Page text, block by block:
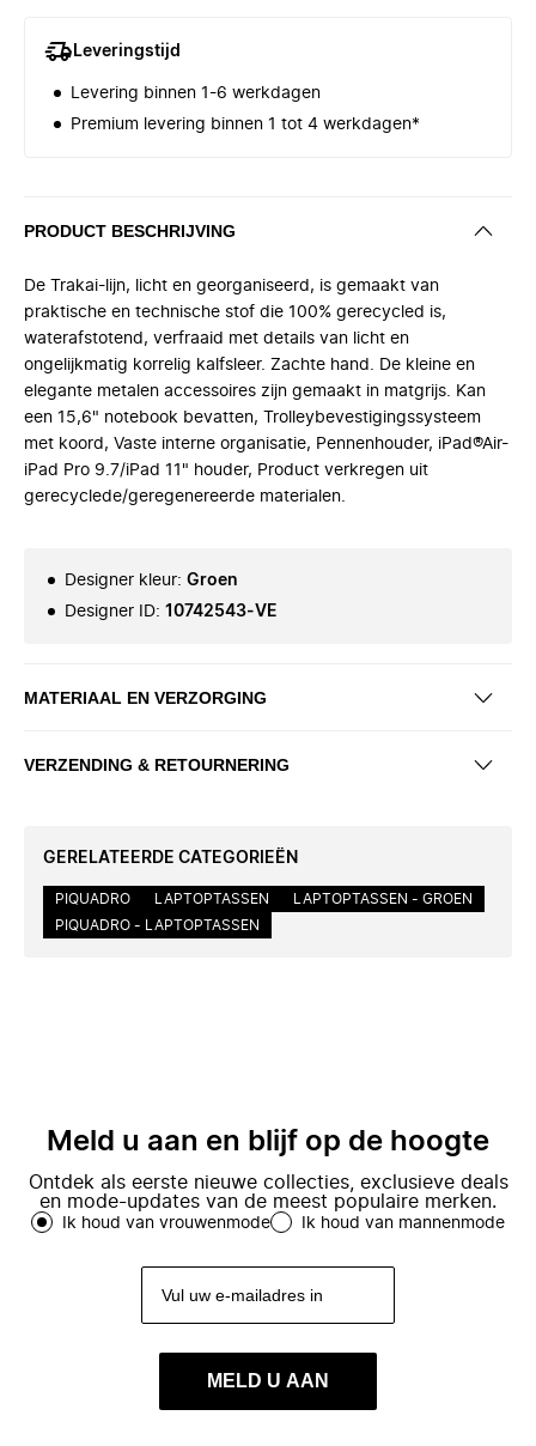
Leveringstijd
Levering binnen 1-6 werkdagen
Premium levering binnen 1 tot 4 werkdagen*
PRODUCT BESCHRIJVING
De Trakai-lijn, licht en georganiseerd, is gemaakt van
praktische en technische stof die 100% gerecycled is,
waterafstotend, verfraaid met details van licht en
ongelijkmatig korrelig kalfsleer. Zachte hand. De kleine en
elegante metalen accessoires zijn gemaakt in matgrijs. Kan
een 15,6" notebook bevatten, Trolleybevestigingssysteem
met koord, Vaste interne organisatie, Pennenhouder, iPad®Air-
iPad Pro 9.7/iPad 11" houder, Product verkregen uit
gerecyclede/geregenereerde materialen.
Designer kleur: Groen
Designer ID: 10742543-VE
MATERIAAL EN VERZORGING
VERZENDING & RETOURNERING
GERELATEERDE CATEGORIEËN
PIQUADRO LAPTOPTASSEN
LAPTOPTASSEN - GROEN
PIQUADRO - LAPTOPTASSEN
Meld u aan en blijf op de hoogte
Ontdek als eerste nieuwe collecties, exclusieve deals
en mode-updates van de meest populaire merken.
Ik houd van vrouwenmode Ik houd van mannenmode
MELD U AAN